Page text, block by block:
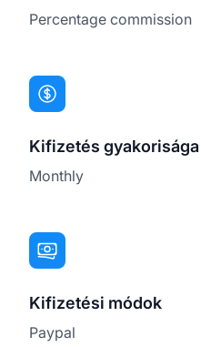
Percentage commission
Kifizetés gyakorisága
Monthly
Kifizetési módok
Paypal